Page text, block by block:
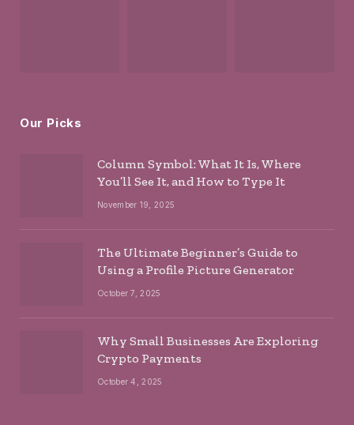
Our Picks
Column Symbol: What It Is, Where
You’ll See It, and How to Type It
November 19, 2025
The Ultimate Beginner’s Guide to
Using a Profile Picture Generator
October 7, 2025
Why Small Businesses Are Exploring
Crypto Payments
October 4, 2025